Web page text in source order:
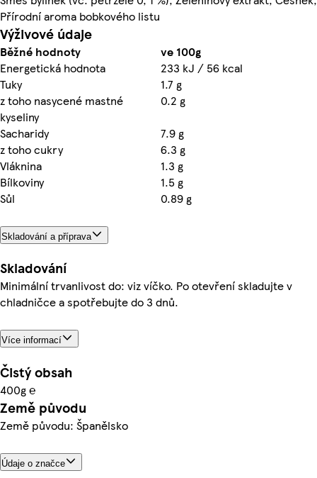
Přírodní aroma bobkového listu
Výživové údaje
Běžné hodnoty
ve 100g
Energetická hodnota
233 kJ / 56 kcal
Tuky
1.7 g
z toho nasycené mastné
kyseliny
0.2 g
Sacharidy
7.9 g
z toho cukry
6.3 g
Vláknina
1.3 g
Bílkoviny
1.5 g
Sůl
0.89 g
Skladování a příprava
Skladování
Minimální trvanlivost do: viz víčko. Po otevření skladujte v
chladničce a spotřebujte do 3 dnů.
Více informací
Čistý obsah
400g ℮
Země původu
Země původu: Španělsko
Údaje o značce